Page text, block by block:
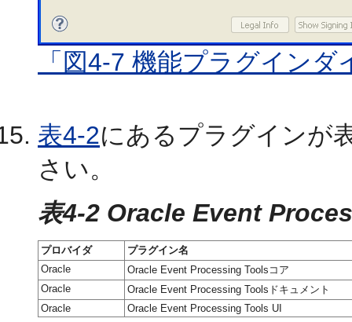
「図4-7 機能プラグイン
表4-2にあるプラグインが
さい。
表4-2 Oracle Event
プロバイダ
プラグイン名
Oracle
Oracle Event Processing Toolsコア
Oracle
Oracle Event Processing Toolsドキュメント
Oracle
Oracle Event Processing Tools UI